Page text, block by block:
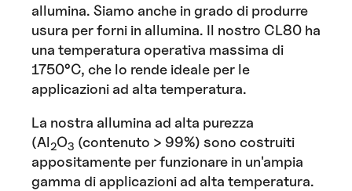
allumina. Siamo anche in grado di produrre
usura per forni in allumina. Il nostro CL80 ha
una temperatura operativa massima di
1750°C, che lo rende ideale per le
applicazioni ad alta temperatura.
La nostra allumina ad alta purezza
(Al2O3 (contenuto > 99%) sono costruiti
appositamente per funzionare in un'ampia
gamma di applicazioni ad alta temperatura.